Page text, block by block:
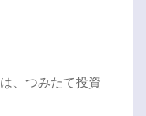
、つみたて投資